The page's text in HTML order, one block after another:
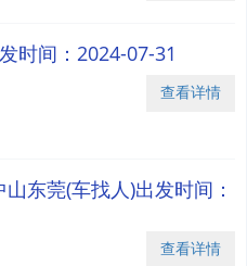
时间：2024-07-31
查看详情
东莞(车找人)出发时间：
查看详情